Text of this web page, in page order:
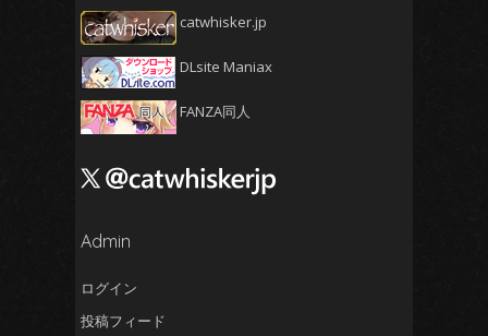
2025年2月(4)
2025年1月(5)
2024年12月(5)
2024年11月(5)
2024年9月(4)
2024年7月
catwhisker.jp
DLsite Maniax
FANZA同人
Admin
ログイン
投稿フィード